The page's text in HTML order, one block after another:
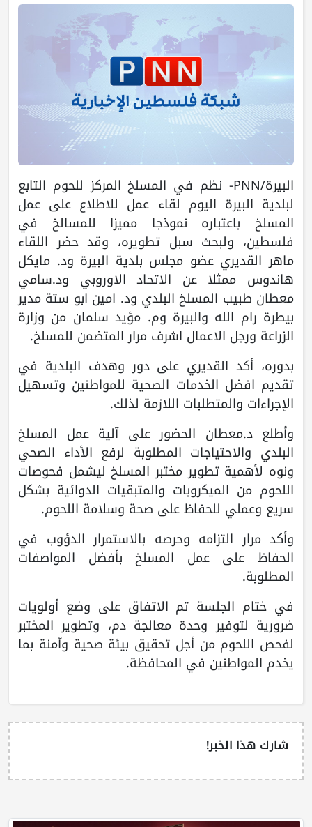
البيرة/PNN- نظم في المسلخ المركز للحوم التابع
لبلدية البيرة اليوم لقاء عمل للاطلاع على عمل
المسلخ باعتباره نموذجا مميزا للمسالخ في
فلسطين، ولبحث سبل تطويره، وقد حضر اللقاء
ماهر القديري عضو مجلس بلدية البيرة ود. مايكل
هاندوس ممثلا عن الاتحاد الاوروبي ود.سامي
معطان طبيب المسلخ البلدي ود. امين ابو ستة مدير
بيطرة رام الله والبيرة وم. مؤيد سلمان من وزارة
الزراعة ورجل الاعمال اشرف مرار المتضمن للمسلخ.
بدوره، أكد القديري على دور وهدف البلدية في
تقديم افضل الخدمات الصحية للمواطنين وتسهيل
الإجراءات والمتطلبات اللازمة لذلك.
وأطلع د.معطان الحضور على آلية عمل المسلخ
البلدي والاحتياجات المطلوبة لرفع الأداء الصحي
ونوه لأهمية تطوير مختبر المسلخ ليشمل فحوصات
اللحوم من الميكروبات والمتبقيات الدوائية بشكل
سريع وعملي للحفاظ على صحة وسلامة اللحوم.
وأكد مرار التزامه وحرصه بالاستمرار الدؤوب في
الحفاظ على عمل المسلخ بأفضل المواصفات
المطلوبة.
في ختام الجلسة تم الاتفاق على وضع أولويات
ضرورية لتوفير وحدة معالجة دم، وتطوير المختبر
لفحص اللحوم من أجل تحقيق بيئة صحية وآمنة بما
يخدم المواطنين في المحافظة.
شارك هذا الخبر!